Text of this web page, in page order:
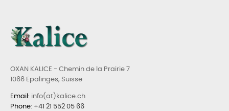
OXAN KALICE - Chemin de la Prairie 7
1066 Epalinges, Suisse
Email : info(at)kalice.ch
Phone: +41 21 552 05 66